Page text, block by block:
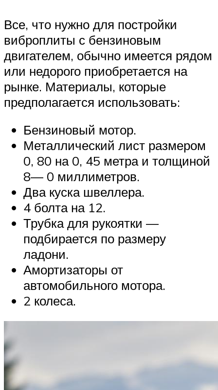
Все, что нужно для постройки
виброплиты с бензиновым
двигателем, обычно имеется рядом
или недорого приобретается на
рынке. Материалы, которые
предполагается использовать:
Бензиновый мотор.
Металлический лист размером
0, 80 на 0, 45 метра и толщиной
8— 0 миллиметров.
Два куска швеллера.
4 болта на 12.
Трубка для рукоятки —
подбирается по размеру
ладони.
Амортизаторы от
автомобильного мотора.
2 колеса.